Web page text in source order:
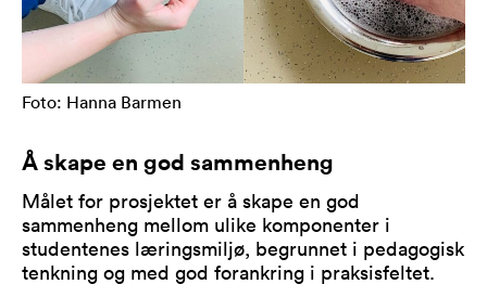
Foto: Hanna Barmen
Å skape en god sammenheng
Målet for prosjektet er å skape en god
sammenheng mellom ulike komponenter i
studentenes læringsmiljø, begrunnet i pedagogisk
tenkning og med god forankring i praksisfeltet.